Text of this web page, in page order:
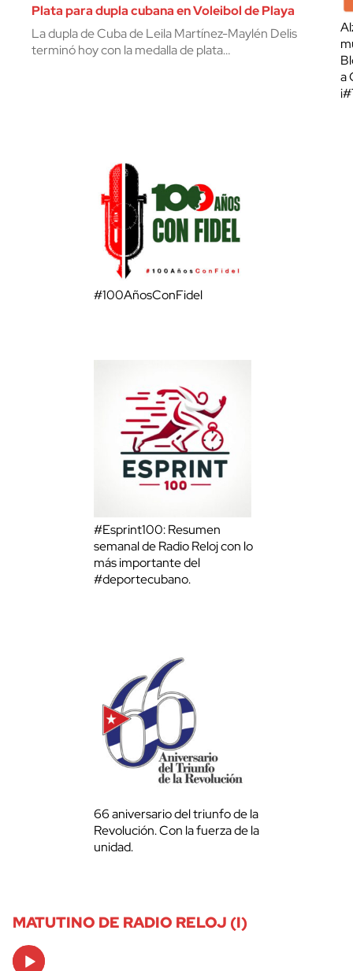
Plata para dupla cubana en Voleibol de Playa
La dupla de Cuba de Leila Martínez-Maylén Delis
terminó hoy con la medalla de plata…
a
#100AñosConFidel
#Esprint100: Resumen
semanal de Radio Reloj con lo
más importante del
#deportecubano.
66 aniversario del triunfo de la
Revolución. Con la fuerza de la
unidad.
MATUTINO DE RADIO RELOJ (I)
Audio